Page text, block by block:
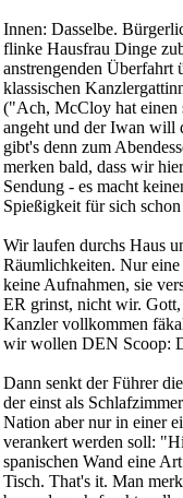
Innen: Dasselbe.
flinke Hausfrau Dinge
anstrengenden
klassischen
("Ach, McCloy hat einen
angeht und der Iwan will
gibt's denn zum
merken bald, dass wir
Sendung - es macht
Spießigkeit für sich
Wir laufen durchs Haus
Räumlichkeiten. Nur
keine Aufnahmen, sie
ER grinst, nicht wir.
Kanzler vollkommen
wir wollen DEN Scoop:
Dann senkt der Führer
der einst als
Nation aber nur in einer
verankert werden soll:
spanischen Wand eine
Tisch. That's it. Man